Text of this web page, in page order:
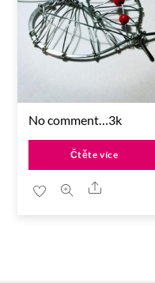
No comment…3k
Čtěte více
Share